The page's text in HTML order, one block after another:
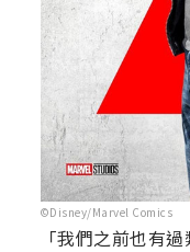
©Disney/Marvel Comics
「我們之前也有